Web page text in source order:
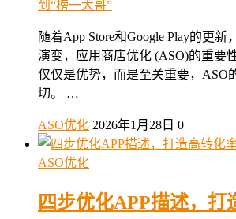
随着App Store和Google Play的更
演变，应用商店优化 (ASO)的重要
仅仅是优势，而是至关重要，ASO
切。 …
ASO优化 2026年1月28日 0
ASO优化
四步优化APP描述，打